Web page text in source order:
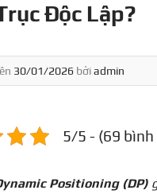
Độc Lập?
30/01/2026 bởiadmin
5/5 - (69 bình
Positioning (DP)